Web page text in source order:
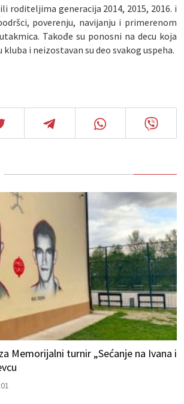
roditeljima generacija 2014, 2015, 2016. i
poverenju, navijanju i primerenom
Takođe su ponosni na decu koja
i neizostavan su deo svakog uspeha.
Memorijalni turnir „Sećanje na Ivana i